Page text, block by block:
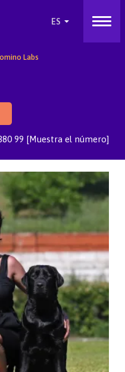
Labs
99 [Muestra el número]